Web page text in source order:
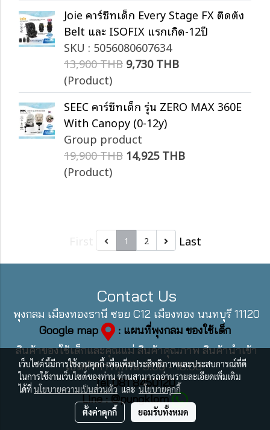
Joie คาร์ซีทเด็ก Every Stage FX ติดตั้ง
Belt และ ISOFIX แรกเกิด-12ปี
SKU : 5056080607634
13,900 THB 9,730 THB
(Product)
SEEC คาร์ซีทเด็ก รุ่น ZERO MAX 360E
With Canopy (0-12y)
Group product
19,900 THB 14,925 THB
(Product)
1 2 Last
Contact Us
พุงกลม เมืองทองธานี ซอย C12 เมืองทอง นนทบุรี 11120
Google map
: แผนที่พุงกลม ของใช้เด็ก
สินค้าของใช้เด็กและคุณแม่ สินค้าคุณภาพ สินค้านำเข้า
เปิดทำการทุกวัน 9:00 - 18:00
Tel 081 8450120
Line : @pungklom
เว็บไซต์นี้มีการใช้งานคุกกี้ เพื่อเพิ่มประสิทธิภาพและประสบการณ์ที่ดี
ในการใช้งานเว็บไซต์ของท่าน ท่านสามารถอ่านรายละเอียดเพิ่มเติม
ได้ที่นโยบายความเป็นส่วนตัวและนโยบายคุกกี้
ตั้งค่าคุกกี้ ยอมรับทั้งหมด